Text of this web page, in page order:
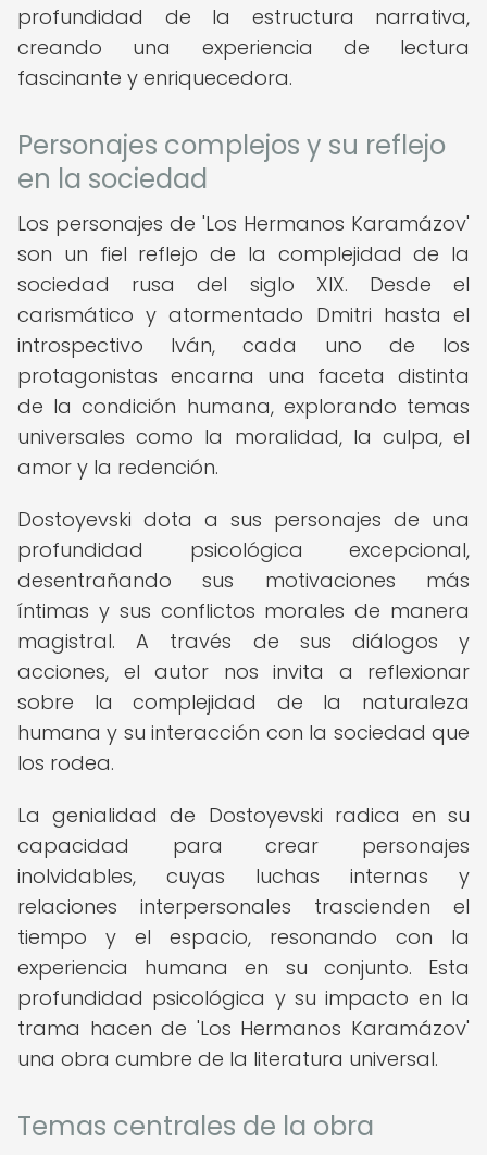
profundidad de la estructura narrativa,
creando una experiencia de lectura
fascinante y enriquecedora.
Personajes complejos y su reflejo
en la sociedad
Los personajes de 'Los Hermanos Karamázov'
son un fiel reflejo de la complejidad de la
sociedad rusa del siglo XIX. Desde el
carismático y atormentado Dmitri hasta el
introspectivo Iván, cada uno de los
protagonistas encarna una faceta distinta
de la condición humana, explorando temas
universales como la moralidad, la culpa, el
amor y la redención.
Dostoyevski dota a sus personajes de una
profundidad psicológica excepcional,
desentrañando sus motivaciones más
íntimas y sus conflictos morales de manera
magistral. A través de sus diálogos y
acciones, el autor nos invita a reflexionar
sobre la complejidad de la naturaleza
humana y su interacción con la sociedad que
los rodea.
La genialidad de Dostoyevski radica en su
capacidad para crear personajes
inolvidables, cuyas luchas internas y
relaciones interpersonales trascienden el
tiempo y el espacio, resonando con la
experiencia humana en su conjunto. Esta
profundidad psicológica y su impacto en la
trama hacen de 'Los Hermanos Karamázov'
una obra cumbre de la literatura universal.
Temas centrales de la obra